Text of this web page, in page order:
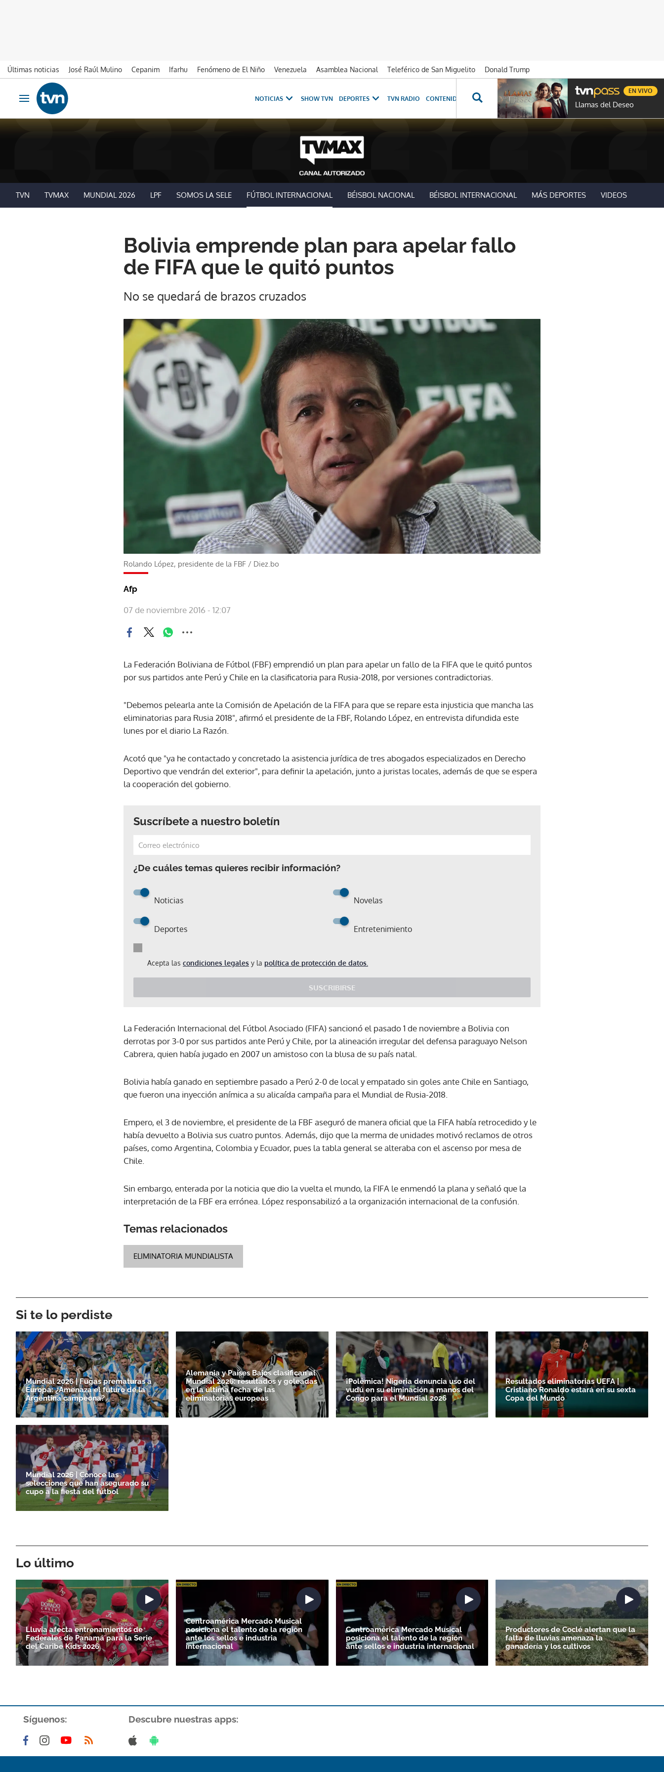
Últimas noticias José Raúl Mulino Cepanim Ifarhu Fenómeno de El Niño Venezuela Asamblea Nacional Teleférico de San Miguelito
Donald Trump
Ir al contenido
Obrir navegació
NOTICIAS SHOW TVN DEPORTES TVN RADIO CONTENIDOS ESPECIALES NOVELAS PROGRAMAS GENTE TVN
Llamas del Deseo
EN VIVO
TVN TVMAX MUNDIAL 2026 LPF SOMOS LA SELE FÚTBOL INTERNACIONAL BÉISBOL NACIONAL BÉISBOL INTERNACIONAL MÁS DEPORTES VIDEOS
Bolivia emprende plan para apelar fallo
de FIFA que le quitó puntos
No se quedará de brazos cruzados
Rolando López, presidente de la FBF / Diez.bo
Afp
07 de noviembre 2016 - 12:07
La Federación Boliviana de Fútbol (FBF) emprendió un plan para apelar un fallo de la FIFA que le quitó puntos
por sus partidos ante Perú y Chile en la clasificatoria para Rusia-2018, por versiones contradictorias.
"Debemos pelearla ante la Comisión de Apelación de la FIFA para que se repare esta injusticia que mancha las
eliminatorias para Rusia 2018", afirmó el presidente de la FBF, Rolando López, en entrevista difundida este
lunes por el diario La Razón.
Acotó que "ya he contactado y concretado la asistencia jurídica de tres abogados especializados en Derecho
Deportivo que vendrán del exterior", para definir la apelación, junto a juristas locales, además de que se espera
la cooperación del gobierno.
Suscríbete a nuestro boletín
¿De cuáles temas quieres recibir información?
Noticias Novelas
Deportes Entretenimiento
Acepta las condiciones legales y la política de protección de datos.
SUSCRIBIRSE
ACEPTAR
La Federación Internacional del Fútbol Asociado (FIFA) sancionó el pasado 1 de noviembre a Bolivia con
derrotas por 3-0 por sus partidos ante Perú y Chile, por la alineación irregular del defensa paraguayo Nelson
Cabrera, quien había jugado en 2007 un amistoso con la blusa de su país natal.
Bolivia había ganado en septiembre pasado a Perú 2-0 de local y empatado sin goles ante Chile en Santiago,
que fueron una inyección anímica a su alicaída campaña para el Mundial de Rusia-2018.
Empero, el 3 de noviembre, el presidente de la FBF aseguró de manera oficial que la FIFA había retrocedido y le
había devuelto a Bolivia sus cuatro puntos. Además, dijo que la merma de unidades motivó reclamos de otros
países, como Argentina, Colombia y Ecuador, pues la tabla general se alteraba con el ascenso por mesa de
Chile.
Sin embargo, enterada por la noticia que dio la vuelta el mundo, la FIFA le enmendó la plana y señaló que la
interpretación de la FBF era errónea. López responsabilizó a la organización internacional de la confusión.
Temas relacionados
ELIMINATORIA MUNDIALISTA
Si te lo perdiste
Mundial 2026 | Fugas prematuras a
Europa: ¿Amenaza el futuro de la
Argentina campeona?
Alemania y Países Bajos clasifican al
Mundial 2026: resultados y goleadas
en la última fecha de las
eliminatorias europeas
¡Polémica! Nigeria denuncia uso del
vudú en su eliminación a manos del
Congo para el Mundial 2026
Resultados eliminatorias UEFA |
Cristiano Ronaldo estará en su sexta
Copa del Mundo
Mundial 2026 | Conoce las
selecciones que han asegurado su
cupo a la fiesta del fútbol
Lo último
Lluvia afecta entrenamientos de
Federales de Panamá para la Serie
del Caribe Kids 2026
Centroamérica Mercado Musical
posiciona el talento de la región
ante los sellos e industria
internacional
Centroamérica Mercado Musical
posiciona el talento de la región
ante sellos e industria internacional
Productores de Coclé alertan que la
falta de lluvias amenaza la
ganadería y los cultivos
Síguenos: Descubre nuestras apps: